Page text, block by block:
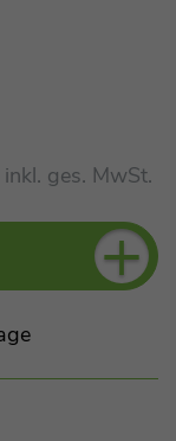
inkl. ges. MwSt.
+